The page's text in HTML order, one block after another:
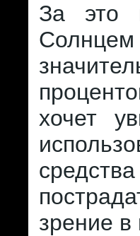
За это
Солнцем
хочет
зрение в